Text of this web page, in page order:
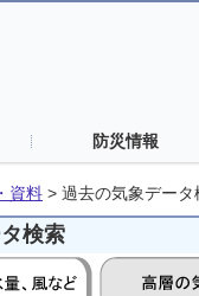
防災情報
資料 > 過去の気象データ
検索